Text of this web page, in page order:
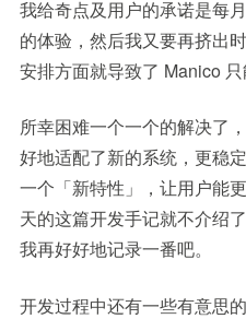
我给奇点及用户的承诺是每
的体验，然后我又要再挤出
安排方面就导致了 Manico
所幸困难一个一个的解决了
好地适配了新的系统，更稳
一个「新特性」，让用户能
天的这篇开发手记就不介绍
我再好好地记录一番吧。
开发过程中还有一些有意思